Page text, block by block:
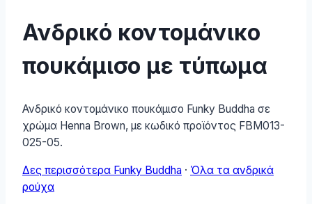
Ανδρικό κοντομάνικο
πουκάμισο με τύπωμα
Ανδρικό κοντομάνικο πουκάμισο Funky Buddha σε
χρώμα Henna Brown, με κωδικό προϊόντος FBM013-
025-05.
Δες περισσότερα Funky Buddha · Όλα τα ανδρικά
ρούχα